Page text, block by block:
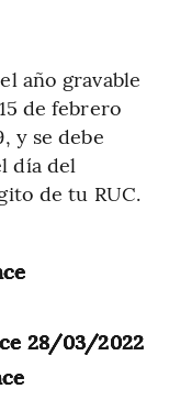
año gravable
de febrero
y se debe
día del
de tu RUC.
28/03/2022